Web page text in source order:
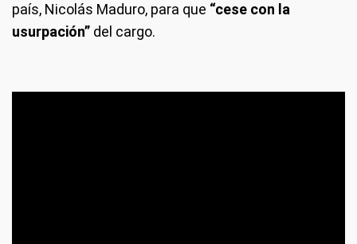
país, Nicolás Maduro, para que “cese con la
usurpación” del cargo.